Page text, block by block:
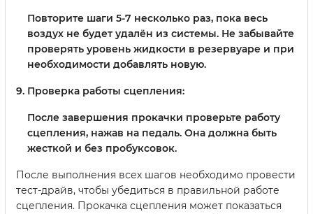
Повторите шаги 5-7 несколько раз, пока весь
воздух не будет удалён из системы. Не забывайте
проверять уровень жидкости в резервуаре и при
необходимости добавлять новую.
Проверка работы сцепления:
После завершения прокачки проверьте работу
сцепления, нажав на педаль. Она должна быть
жесткой и без пробуксовок.
После выполнения всех шагов необходимо провести
тест-драйв, чтобы убедиться в правильной работе
сцепления. Прокачка сцепления может показаться